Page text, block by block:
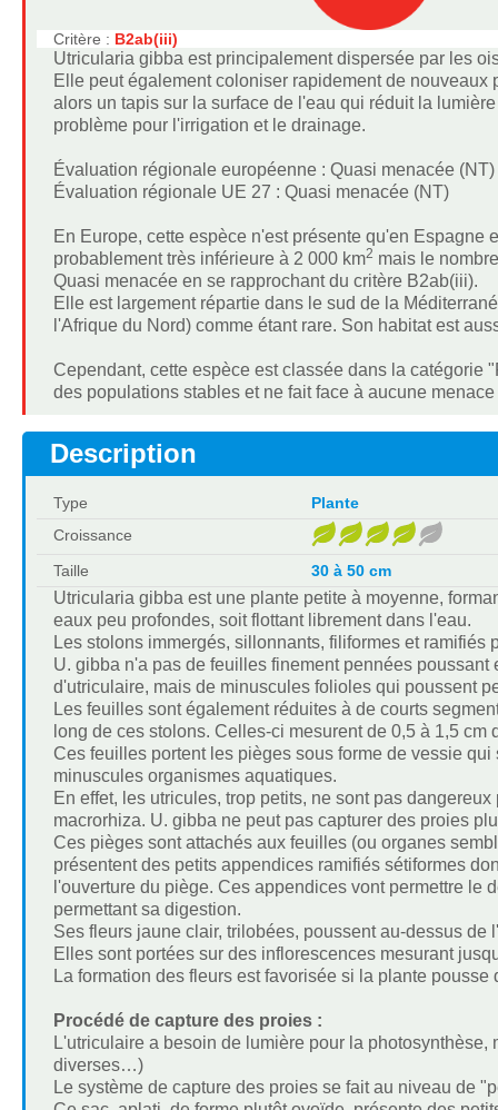
Critère : B2ab(iii)
Utricularia gibba est principalement dispersée par les
Elle peut également coloniser rapidement de
alors un tapis sur la surface de l'eau qui réduit la
problème pour l'irrigation et le drainage.
Évaluation régionale européenne : Quasi menacée (NT)
Évaluation régionale UE 27 : Quasi menacée (NT)
En Europe, cette espèce n'est présente qu'en
probablement très inférieure à 2 000 km2 mais le
Quasi menacée en se rapprochant du critère B2ab(iii).
Elle est largement répartie dans le sud de la
l'Afrique du Nord) comme étant rare. Son habitat est
Cependant, cette espèce est classée dans la
des populations stables et ne fait face à aucune
Description
Type
Plante
Croissance
Taille
30 à 50 cm
Utricularia gibba est une plante petite à moyenne,
eaux peu profondes, soit flottant librement dans l'eau.
Les stolons immergés, sillonnants, filiformes et
U. gibba n'a pas de feuilles finement pennées
d'utriculaire, mais de minuscules folioles qui poussent
Les feuilles sont également réduites à de courts
long de ces stolons. Celles-ci mesurent de 0,5 à 1,5
Ces feuilles portent les pièges sous forme de vessie
minuscules organismes aquatiques.
En effet, les utricules, trop petits, ne sont pas
macrorhiza. U. gibba ne peut pas capturer des proies
Ces pièges sont attachés aux feuilles (ou organes
présentent des petits appendices ramifiés sétiformes
l'ouverture du piège. Ces appendices vont permettre
permettant sa digestion.
Ses fleurs jaune clair, trilobées, poussent au-dessus
Elles sont portées sur des inflorescences mesurant
La formation des fleurs est favorisée si la plante
Procédé de capture des proies :
L'utriculaire a besoin de lumière pour la
diverses…)
Le système de capture des proies se fait au niveau de